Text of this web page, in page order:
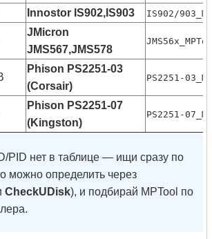
Innostor IS902,IS903 IS902/
JMicron
JMS567,JMS578
Phison PS2251-03
(Corsair)
PS2251-
Phison PS2251-07
(Kingston)
PS2251-
PID нет в таблице — ищи сразу по
можно определить через
CheckUDisk), и подбирай MPTool по